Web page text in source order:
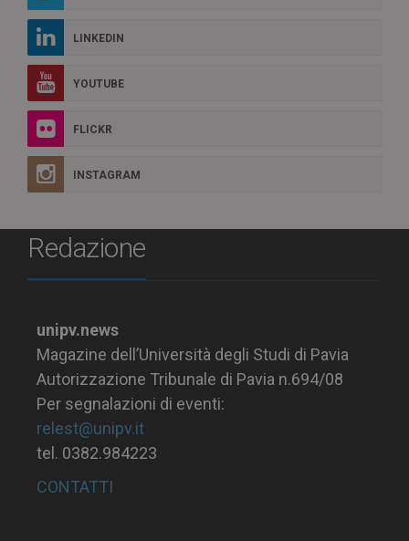
LINKEDIN
YOUTUBE
FLICKR
INSTAGRAM
Redazione
unipv.news
Magazine dell’Università degli Studi di Pavia
Autorizzazione Tribunale di Pavia n.694/08
Per segnalazioni di eventi:
relest@unipv.it
tel. 0382.984223
CONTATTI